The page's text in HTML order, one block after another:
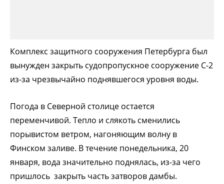
Комплекс защитного сооружения Петербурга был
вынужден закрыть судопропускное сооружение С-2
из-за чрезвычайно поднявшегося уровня воды.
Погода в Северной столице остается
переменчивой. Тепло и слякоть сменились
порывистом ветром, нагоняющим волну в
Финском заливе. В течение понедельника, 20
января, вода значительно поднялась, из-за чего
пришлось закрыть часть затворов дамбы.